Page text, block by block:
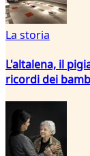
La storia
L'altalena, il
ricordi dei